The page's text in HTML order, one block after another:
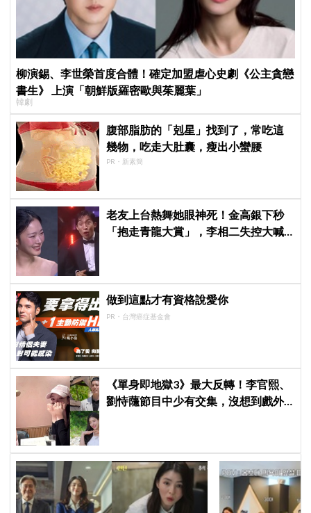
柳演錫、李世榮首度合體！確定加盟虐心史劇《公主貪戀
書生》 上演「朝鮮版羅密歐與茱麗葉」
韓劇
腹部脂肪的「剋星」找到了，常吃這
幾物，吃走大肚囊，瘦出小蠻腰
PR・新素簡
老友上台熱舞她眼神死！金高銀下秒
「抱走青龍大賞」，李相二失控大喊
做到這點才有資格說愛你
PR・台灣癌症基金會
《單身即地獄3》最大反轉！李官熙、
劉恃蘟節目中少有交集，沒想到戲外